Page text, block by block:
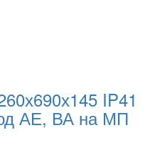
IP41
АЕ, ВА на МП